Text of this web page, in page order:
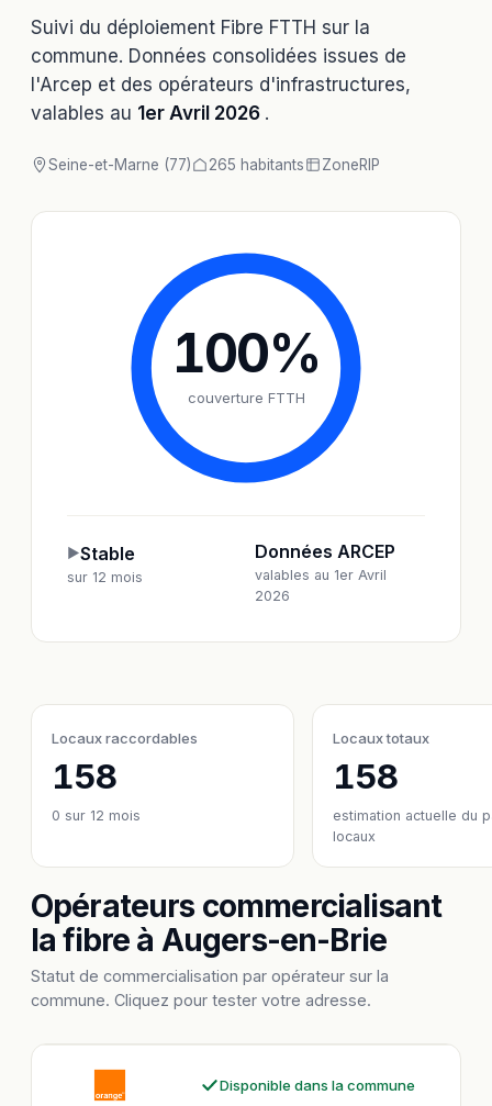
Suivi du déploiement Fibre FTTH sur la
commune. Données consolidées issues de
l'Arcep et des opérateurs d'infrastructures,
valables au 1er Avril 2026 .
Seine-et-Marne (77) 265 habitants ZoneRIP
100%
couverture FTTH
▶Stable
sur 12 mois
Données ARCEP
valables au 1er Avril
2026
Locaux raccordables
158
0 sur 12 mois
Locaux totaux
158
estimation actuelle du
locaux
Opérateurs commercialisant
la fibre à Augers-en-Brie
Statut de commercialisation par opérateur sur la
commune. Cliquez pour tester votre adresse.
Disponible dans la commune